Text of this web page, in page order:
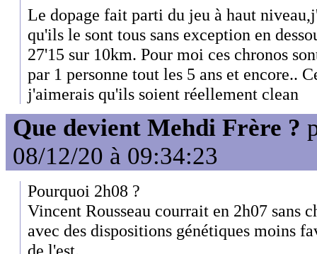
Le dopage fait parti du jeu à haut
qu'ils le sont tous sans exception en
27'15 sur 10km. Pour moi ces chronos
par 1 personne tout les 5 ans et encore..
j'aimerais qu'ils soient réellement clean
Que devient Mehdi Frère ?
08/12/20 à 09:34:23
Pourquoi 2h08 ?
Vincent Rousseau courrait en 2h07 sans
avec des dispositions génétiques moins
de l'est.